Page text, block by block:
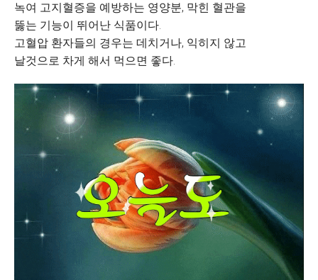
녹여 고지혈증을 예방하는 영양분, 막힌 혈관을
뚫는 기능이 뛰어난 식품이다.
고혈압 환자들의 경우는 데치거나, 익히지 않고
날것으로 차게 해서 먹으면 좋다.